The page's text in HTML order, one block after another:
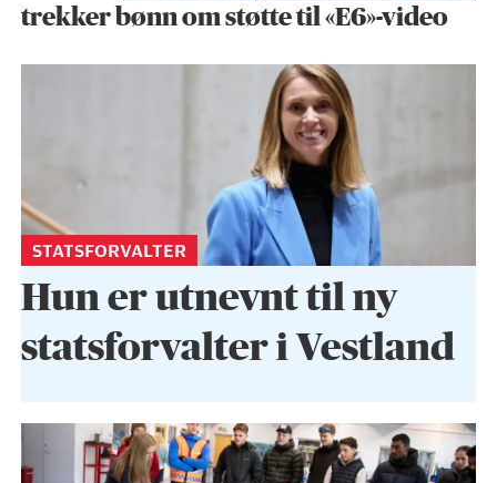
trekker bønn om støtte til «E6»-video
STATSFORVALTER
Hun er utnevnt til ny
statsforvalter i Vestland